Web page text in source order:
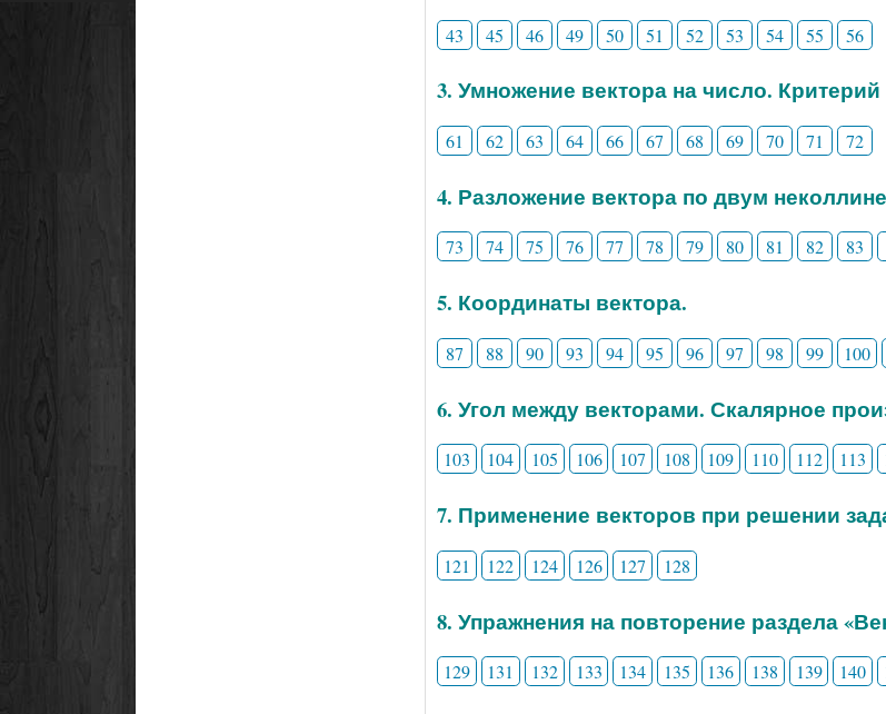
43 45 46 49 50 51 52 53 54 55 56
3. Умножение вектора на число.
61 62 63 64 66 67 68 69 70 71 72
4. Разложение вектора по двум
73 74 75 76 77 78 79 80 81 82 83
5. Координаты вектора.
87 88 90 93 94 95 96 97 98 99 100
6. Угол между векторами. Скалярное
103 104 105 106 107 108 109 110 112 113
7. Применение векторов при решении
121 122 124 126 127 128
8. Упражнения на повторение раздела
129 131 132 133 134 135 136 138 139 140